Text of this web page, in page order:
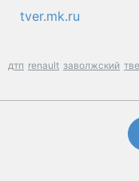
tver.mk.ru
дтп renault заволжский